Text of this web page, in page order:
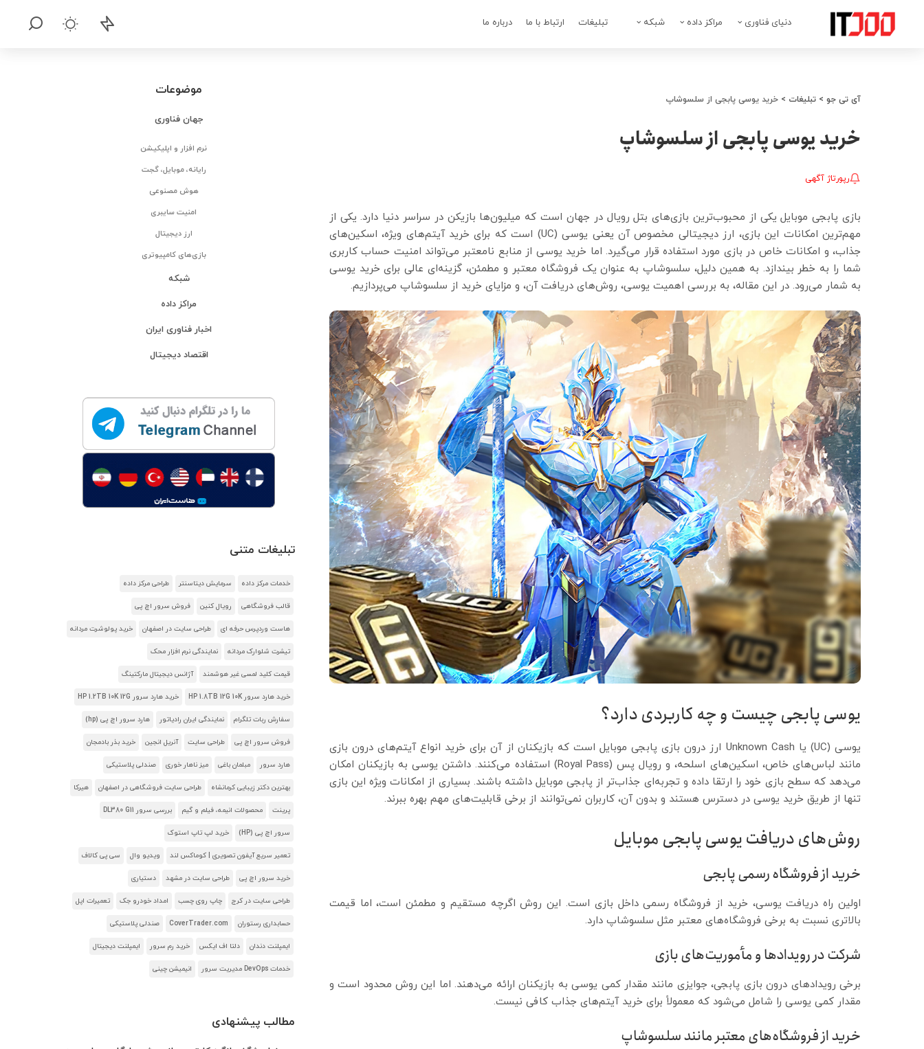
دنیای فناوری مراکز داده شبکه تبلیغات ارتباط با ما درباره ما
آی تی جو > تبلیغات > خرید یوسی پابجی از سلسوشاپ
خرید یوسی پابجی از سلسوشاپ
رپورتاژ آگهی
بازی پابجی موبایل یکی از محبوب‌ترین بازی‌های بتل رویال در جهان است که میلیون‌ها بازیکن در سراسر دنیا دارد. یکی از
مهم‌ترین امکانات این بازی، ارز دیجیتالی مخصوص آن یعنی یوسی (UC) است که برای خرید آیتم‌های ویژه، اسکین‌های
جذاب، و امکانات خاص در بازی مورد استفاده قرار می‌گیرد. اما خرید یوسی از منابع نامعتبر می‌تواند امنیت حساب کاربری
شما را به خطر بیندازد. به همین دلیل، سلسوشاپ به عنوان یک فروشگاه معتبر و مطمئن، گزینه‌ای عالی برای خرید یوسی
به شمار می‌رود. در این مقاله، به بررسی اهمیت یوسی، روش‌های دریافت آن، و مزایای خرید از سلسوشاپ می‌پردازیم.
یوسی پابجی چیست و چه کاربردی دارد؟
یوسی (UC) یا Unknown Cash ارز درون بازی پابجی موبایل است که بازیکنان از آن برای خرید انواع آیتم‌های درون بازی
مانند لباس‌های خاص، اسکین‌های اسلحه، و رویال پس (Royal Pass) استفاده می‌کنند. داشتن یوسی به بازیکنان امکان
می‌دهد که سطح بازی خود را ارتقا داده و تجربه‌ای جذاب‌تر از پابجی موبایل داشته باشند. بسیاری از امکانات ویژه این بازی
تنها از طریق خرید یوسی در دسترس هستند و بدون آن، کاربران نمی‌توانند از برخی قابلیت‌های مهم بهره ببرند.
روش‌های دریافت یوسی پابجی موبایل
خرید از فروشگاه رسمی پابجی
اولین راه دریافت یوسی، خرید از فروشگاه رسمی داخل بازی است. این روش اگرچه مستقیم و مطمئن است، اما قیمت
بالاتری نسبت به برخی فروشگاه‌های معتبر مثل سلسوشاپ دارد.
شرکت در رویدادها و مأموریت‌های بازی
برخی رویدادهای درون بازی پابجی، جوایزی مانند مقدار کمی یوسی به بازیکنان ارائه می‌دهند. اما این روش محدود است و
مقدار کمی یوسی را شامل می‌شود که معمولاً برای خرید آیتم‌های جذاب کافی نیست.
خرید از فروشگاه‌های معتبر مانند سلسوشاپ
موضوعات
جهان فناوری
نرم افزار و اپلیکیشن
رایانه، موبایل، گجت
هوش مصنوعی
امنیت سایبری
ارز دیجیتال
بازی‌های کامپیوتری
شبکه
مراکز داده
اخبار فناوری ایران
اقتصاد دیجیتال
تبلیغات متنی
خدمات مرکز داده سرمایش دیتاسنتر طراحی مرکز داده
قالب فروشگاهی رویال کنین فروش سرور اچ پی
هاست وردپرس حرفه ای طراحی سایت در اصفهان خرید پولوشرت مردانه
تیشرت شلوارک مردانه نمایندگی نرم افزار محک
قیمت کلید لمسی غیر هوشمند آژانس دیجیتال مارکتینگ
خرید هارد سرور HP 1.8TB 12G 10K خرید هارد سرور HP 1.2TB 10K 12G
سفارش ربات تلگرام نمایندگی ایران رادیاتور هارد سرور اچ پی (hp)
فروش سرور اچ پی طراحی سایت آنریل انجین خرید بذر بادمجان
هارد سرور مبلمان باغی میز ناهار خوری صندلی پلاستیکی
بهترین دکتر زیبایی کرمانشاه طراحی سایت فروشگاهی در اصفهان هیرکا
پرینت محصولات انیمه، فیلم و گیم بررسی سرور DL380 G11
سرور اچ پی (HP) خرید لپ تاپ استوک
تعمیر سریع آیفون تصویری | کوماکس لند ویدیو وال سی پی کالاف
خرید سرور اچ پی طراحی سایت در مشهد دستیاری
طراحی سایت در کرج چاپ روی چسب امداد خودرو جک تعمیرات اپل
حسابداری رستوران CoverTrader.com صندلی پلاستیکی
ایمپلنت دندان دلتا اف ایکس خرید رم سرور ایمپلنت دیجیتال
خدمات DevOps مدیریت سرور انیمیشن چینی
مطالب پیشنهادی